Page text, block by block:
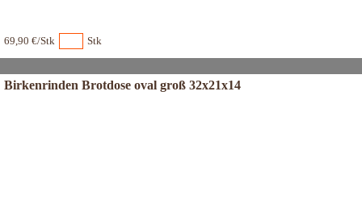
69,90 €/Stk Stk
Birkenrinden Brotdose oval groß 32x21x14